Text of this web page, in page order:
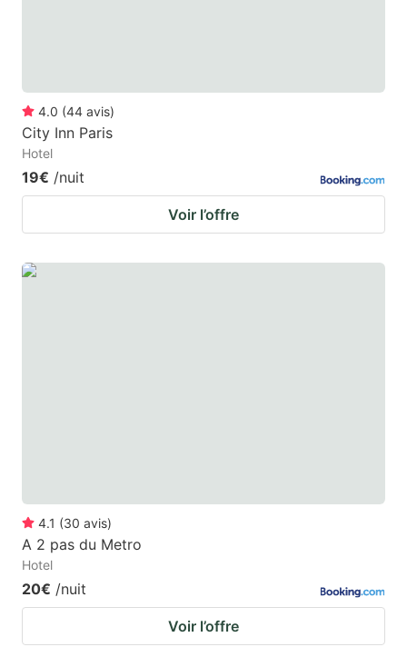
4.0 (44 avis)
City Inn Paris
Hotel
19€ /nuit
Voir l’offre
4.1 (30 avis)
A 2 pas du Metro
Hotel
20€ /nuit
Voir l’offre